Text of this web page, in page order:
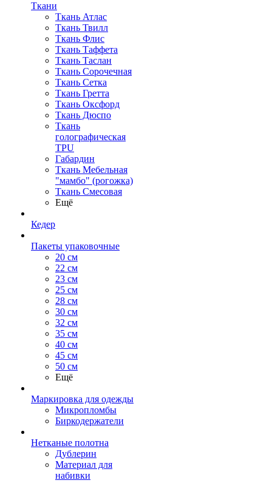
Ткани
Ткань Атлас
Ткань Твилл
Ткань Флис
Ткань Таффета
Ткань Таслан
Ткань Сорочечная
Ткань Сетка
Ткань Гретта
Ткань Оксфорд
Ткань Дюспо
Ткань
голографическая
TPU
Габардин
Ткань Мебельная
"мамбо" (рогожка)
Ткань Смесовая
Ещё
Кедер
Пакеты упаковочные
20 см
22 см
23 см
25 см
28 см
30 см
32 см
35 см
40 см
45 см
50 см
Ещё
Маркировка для одежды
Микропломбы
Биркодержатели
Нетканые полотна
Дублерин
Материал для
набивки